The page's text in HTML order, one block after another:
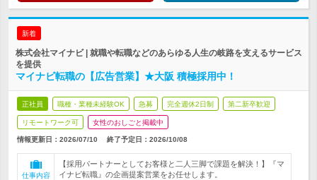
新着
株式会社マイナビ | 就職や転職などのあらゆる人生の岐路を支えるサービス
を提供
マイナビ転職の【広告営業】★大阪 積極採用中！
正社員 職種・業種未経験OK 急募 完全週休2日制 第二新卒歓迎
リモートワーク可 女性のおしごと掲載中
情報更新日：2026/07/10 終了予定日： 2026/10/08
仕事内容
【採用パートナーとしてお客様と二人三脚で課題を解決！】『マ
イナビ転職』の企画提案営業をお任せします。